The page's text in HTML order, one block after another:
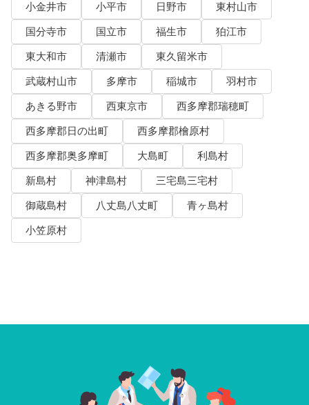
小金井市
小平市 日野市
東村山市
国分寺市
国立市 福生市
狛江市
東大和市
清瀬市
東久留米市
武蔵村山市
多摩市 稲城市
羽村市
あきる野市
西東京市
西多摩郡瑞穂町
西多摩郡日の出町
西多摩郡檜原村
西多摩郡奥多摩町
大島町
利島村
新島村
神津島村
三宅島三宅村
御蔵島村
八丈島八丈町
青ヶ島村
小笠原村